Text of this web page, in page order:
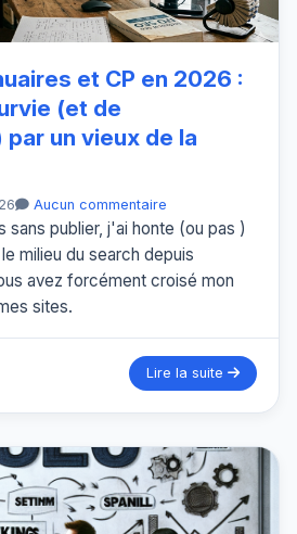
et CP en 2026 :
(et de
un vieux de la
Aucun commentaire
sans publier, j'ai honte (ou pas )
milieu du search depuis
avez forcément croisé mon
sites.
Lire la suite